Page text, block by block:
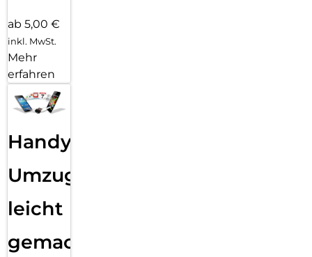
ab 5,00 €
inkl. MwSt.
Mehr
erfahren
Handy
Umzug
leicht
gemacht!